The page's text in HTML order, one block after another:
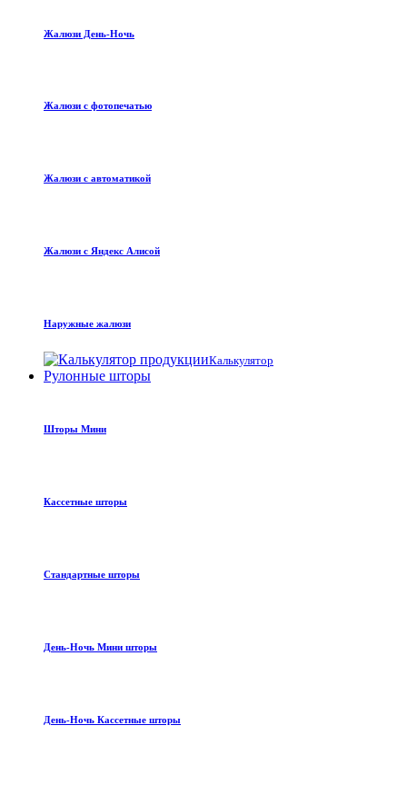
Жалюзи День-Ночь
Жалюзи с фотопечатью
Жалюзи с автоматикой
Жалюзи с Яндекс Алисой
Наружные жалюзи
Калькулятор
Рулонные шторы
Шторы Мини
Кассетные шторы
Стандартные шторы
День-Ночь Мини шторы
День-Ночь Кассетные шторы